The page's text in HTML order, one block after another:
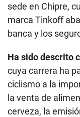
sede en Chipre,
marca Tinkoff
banca y los
Ha sido descrito
cuya carrera ha
ciclismo a la
la venta de
cerveza, la